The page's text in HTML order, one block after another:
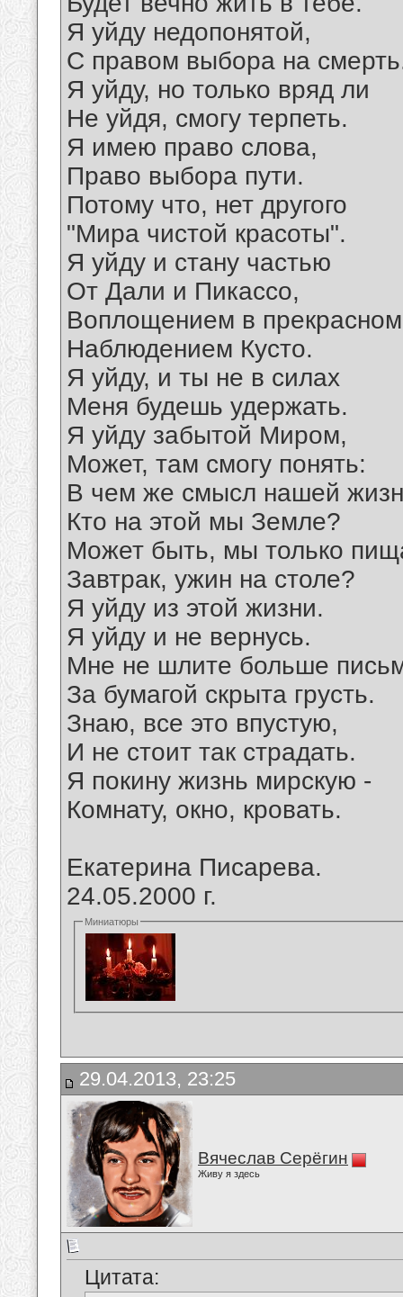
Я уйду недопонятой,
С правом выбора на
Я уйду, но только вряд ли
Не уйдя, смогу терпеть.
Я имею право слова,
Право выбора пути.
Потому что, нет другого
"Мира чистой красоты".
Я уйду и стану частью
От Дали и Пикассо,
Воплощением в прекрасном
Наблюдением Кусто.
Я уйду, и ты не в силах
Меня будешь удержать.
Я уйду забытой Миром,
Может, там смогу понять:
В чем же смысл нашей
Кто на этой мы Земле?
Может быть, мы только
Завтрак, ужин на столе?
Я уйду из этой жизни.
Я уйду и не вернусь.
Мне не шлите больше
За бумагой скрыта грусть.
Знаю, все это впустую,
И не стоит так страдать.
Я покину жизнь мирскую -
Комнату, окно, кровать.
Екатерина Писарева.
24.05.2000 г.
Миниатюры
29.04.2013, 23:25
Вячеслав Серёгин
Живу я здесь
Цитата: